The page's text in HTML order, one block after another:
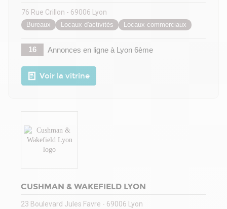
76 Rue Crillon - 69006 Lyon
Bureaux Locaux d'activités Locaux commerciaux
16 Annonces en ligneà Lyon 6ème
Voir la vitrine
CUSHMAN & WAKEFIELD LYON
23 Boulevard Jules Favre - 69006 Lyon